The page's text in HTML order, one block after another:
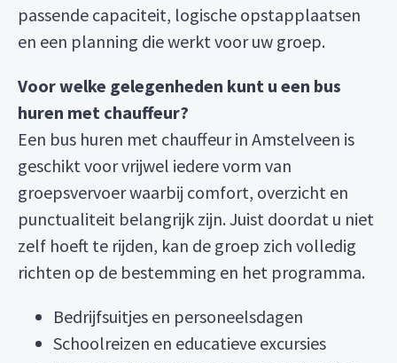
passende capaciteit, logische opstapplaatsen
en een planning die werkt voor uw groep.
Voor welke gelegenheden kunt u een bus
huren met chauffeur?
Een bus huren met chauffeur in Amstelveen is
geschikt voor vrijwel iedere vorm van
groepsvervoer waarbij comfort, overzicht en
punctualiteit belangrijk zijn. Juist doordat u niet
zelf hoeft te rijden, kan de groep zich volledig
richten op de bestemming en het programma.
Bedrijfsuitjes en personeelsdagen
Schoolreizen en educatieve excursies